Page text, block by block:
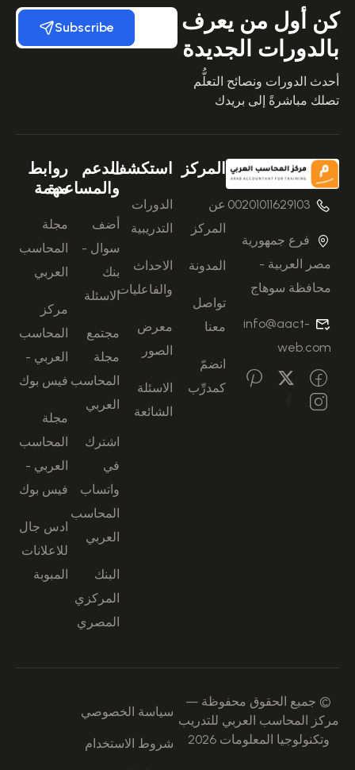
كن أول من يعرف
بالدورات الجديدة
أحدث الدورات ونصائح التعلُّم
تصلك مباشرةً إلى بريدك
Subscribe
00201011629103
فرع جمهورية
مصر العربية -
محافظة سوهاج
info@aact-
web.com
المركز
عن
المركز
المدونة
تواصل
معنا
انضمّ
كمدرِّب
استكشف
الدورات
التدريبية
الاحداث
والفاعليات
معرض
الصور
الاسئلة
الشائعة
الدعم
والمساعدة
أضف
سوال -
بنك
الاسئلة
مجتمع
مجلة
المحاسب
العربي
اشترك
في
واتساب
المحاسب
العربي
البنك
المركزي
المصري
روابط
مهمة
مجلة
المحاسب
العربي
مركز
المحاسب
العربي -
فيس بوك
مجلة
المحاسب
العربي -
فيس بوك
ادس جال
للاعلانات
المبوبة
© جميع الحقوق محفوظة —
مركز المحاسب العربي للتدريب
وتكنولوجيا المعلومات 2026
سياسة الخصوصي
شروط الاستخدام